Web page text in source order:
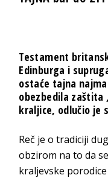
Testament
Edinburga i
ostaće tajna
obezbedila zaštita
kraljice, odlučio je
Reč je o tradiciji
obzirom na to da
kraljevske